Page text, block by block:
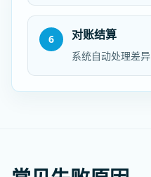
6 对账结算
系统自动处理差异